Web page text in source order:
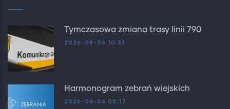
Tymczasowa zmiana trasy linii 790
2026-08-06 10:31
Harmonogram zebrań wiejskich
2026-08-06 08:17